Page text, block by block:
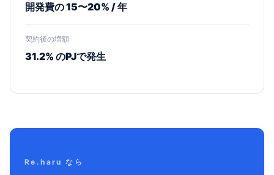
開発費の 15〜20% / 年
契約後の増額
31.2% のPJで発生
Re.haru なら